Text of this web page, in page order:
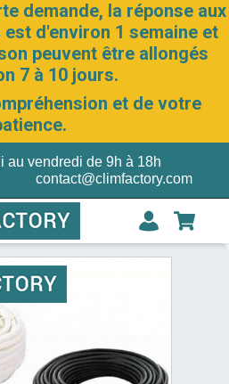
demande, la réponse aux
d'environ 1 semaine et
peuvent être allongés
7 à 10 jours.
et de votre
au vendredi de 9h à 18h
contact@climfactory.com